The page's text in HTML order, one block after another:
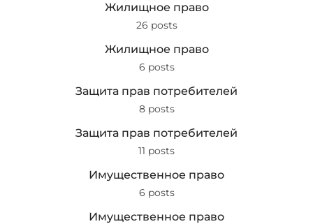
Жилищное право
26 posts
Жилищное право
6 posts
Защита прав потребителей
8 posts
Защита прав потребителей
11 posts
Имущественное право
6 posts
Имущественное право